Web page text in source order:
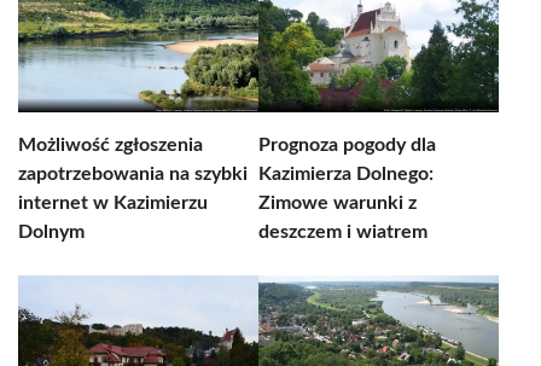
Możliwość zgłoszenia
zapotrzebowania na szybki
internet w Kazimierzu
Dolnym
Prognoza pogody dla
Kazimierza Dolnego:
Zimowe warunki z
deszczem i wiatrem